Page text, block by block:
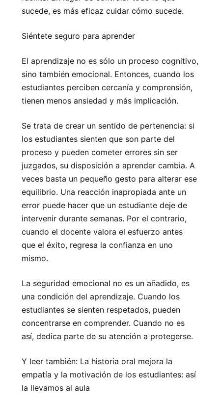
sucede, es más eficaz cuidar cómo sucede.
Siéntete seguro para aprender
El aprendizaje no es sólo un proceso cognitivo,
sino también emocional. Entonces, cuando los
estudiantes perciben cercanía y comprensión,
tienen menos ansiedad y más implicación.
Se trata de crear un sentido de pertenencia: si
los estudiantes sienten que son parte del
proceso y pueden cometer errores sin ser
juzgados, su disposición a aprender cambia. A
veces basta un pequeño gesto para alterar ese
equilibrio. Una reacción inapropiada ante un
error puede hacer que un estudiante deje de
intervenir durante semanas. Por el contrario,
cuando el docente valora el esfuerzo antes
que el éxito, regresa la confianza en uno
mismo.
La seguridad emocional no es un añadido, es
una condición del aprendizaje. Cuando los
estudiantes se sienten respetados, pueden
concentrarse en comprender. Cuando no es
así, dedica parte de su atención a protegerse.
Y leer también: La historia oral mejora la
empatía y la motivación de los estudiantes: así
la llevamos al aula